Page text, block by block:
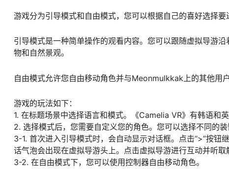
游戏分为引导模式和自由模式，您可以根据自己的喜好选择要
引导模式是一种简单操作的观看内容。您可以跟随虚拟导游
物和自然景观。
自由模式允许您自由移动角色并与Meonmulkkak上的其他用
游戏的玩法如下：
1. 在标题场景中选择语言和模式。《Camelia VR》有韩语和
2. 选择模式后，您需要自定义您的角色。您可以选择不同的
3-1. 首次进入引导模式时，会自动显示对话框。点击“>”按
话气泡会出现在虚拟导游头上。点击虚拟导游进行互动并听
3-2. 在自由模式下，您可以使用控制器自由移动角色。